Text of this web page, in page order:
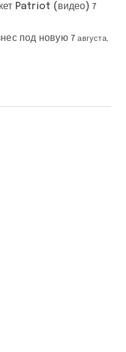
Patriot (видео) 7
под новую 7 августа,